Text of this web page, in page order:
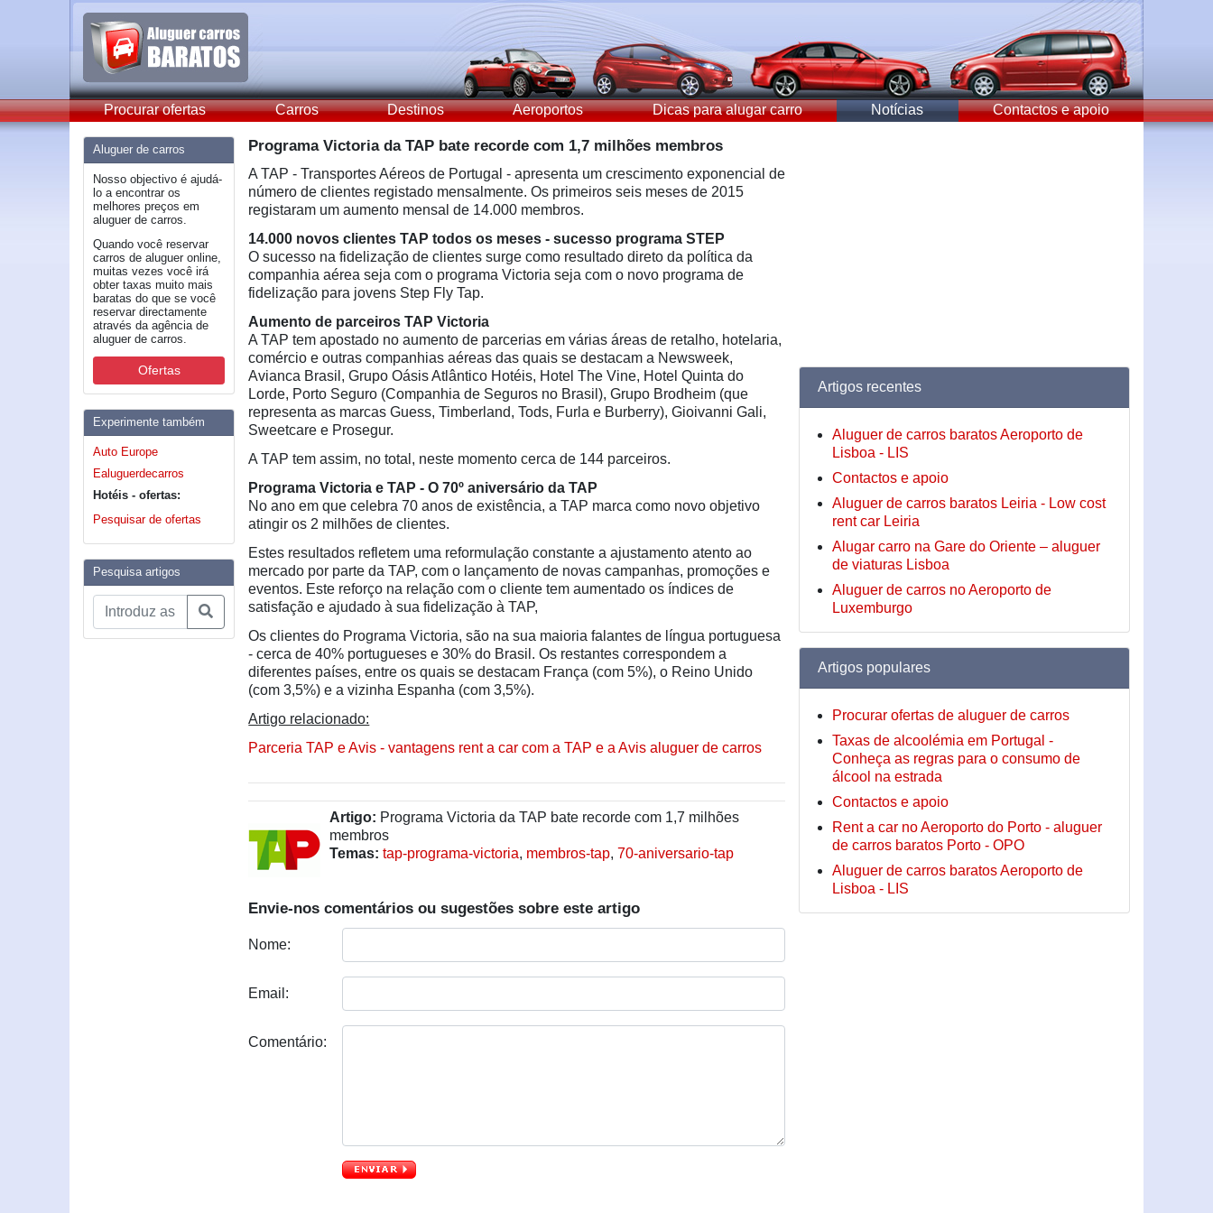
Procurar ofertas Carros Destinos Aeroportos Dicas para alugar carro Notícias Contactos e apoio
Aluguer de carros
Nosso objectivo é ajudá-
lo a encontrar os
melhores preços em
aluguer de carros.
Quando você reservar
carros de aluguer online,
muitas vezes você irá
obter taxas muito mais
baratas do que se você
reservar directamente
através da agência de
aluguer de carros.
Ofertas
Experimente também
Auto Europe
Ealuguerdecarros
Hotéis - ofertas:
Pesquisar de ofertas
Pesquisa artigos
Programa Victoria da TAP bate recorde com 1,7 milhões membros
A TAP - Transportes Aéreos de Portugal - apresenta um crescimento exponencial de
número de clientes registado mensalmente. Os primeiros seis meses de 2015
registaram um aumento mensal de 14.000 membros.
14.000 novos clientes TAP todos os meses - sucesso programa STEP
O sucesso na fidelização de clientes surge como resultado direto da política da
companhia aérea seja com o programa Victoria seja com o novo programa de
fidelização para jovens Step Fly Tap.
Aumento de parceiros TAP Victoria
A TAP tem apostado no aumento de parcerias em várias áreas de retalho, hotelaria,
comércio e outras companhias aéreas das quais se destacam a Newsweek,
Avianca Brasil, Grupo Oásis Atlântico Hotéis, Hotel The Vine, Hotel Quinta do
Lorde, Porto Seguro (Companhia de Seguros no Brasil), Grupo Brodheim (que
representa as marcas Guess, Timberland, Tods, Furla e Burberry), Gioivanni Gali,
Sweetcare e Prosegur.
A TAP tem assim, no total, neste momento cerca de 144 parceiros.
Programa Victoria e TAP - O 70º aniversário da TAP
No ano em que celebra 70 anos de existência, a TAP marca como novo objetivo
atingir os 2 milhões de clientes.
Estes resultados refletem uma reformulação constante a ajustamento atento ao
mercado por parte da TAP, com o lançamento de novas campanhas, promoções e
eventos. Este reforço na relação com o cliente tem aumentado os índices de
satisfação e ajudado à sua fidelização à TAP,
Os clientes do Programa Victoria, são na sua maioria falantes de língua portuguesa
- cerca de 40% portugueses e 30% do Brasil. Os restantes correspondem a
diferentes países, entre os quais se destacam França (com 5%), o Reino Unido
(com 3,5%) e a vizinha Espanha (com 3,5%).
Artigo relacionado:
Parceria TAP e Avis - vantagens rent a car com a TAP e a Avis aluguer de carros
Artigo: Programa Victoria da TAP bate recorde com 1,7 milhões
membros
Temas: tap-programa-victoria, membros-tap,70-aniversario-tap
Envie-nos comentários ou sugestões sobre este artigo
Nome:
Email:
Comentário:
Artigos recentes
Aluguer de carros baratos Aeroporto de
Lisboa - LIS
Contactos e apoio
Aluguer de carros baratos Leiria - Low cost
rent car Leiria
Alugar carro na Gare do Oriente – aluguer
de viaturas Lisboa
Aluguer de carros no Aeroporto de
Luxemburgo
Artigos populares
Procurar ofertas de aluguer de carros
Taxas de alcoolémia em Portugal -
Conheça as regras para o consumo de
álcool na estrada
Contactos e apoio
Rent a car no Aeroporto do Porto - aluguer
de carros baratos Porto - OPO
Aluguer de carros baratos Aeroporto de
Lisboa - LIS